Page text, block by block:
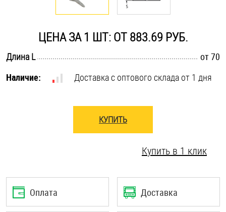
Стопорные кольца
Шплинты
Штифты и пальцы
ЦЕНА ЗА 1 ШТ: ОТ 883.69 РУБ.
Длина L
от 70
Наличие:
Доставка с оптового склада от 1 дня
КУПИТЬ
Купить в 1 клик
Оплата Доставка